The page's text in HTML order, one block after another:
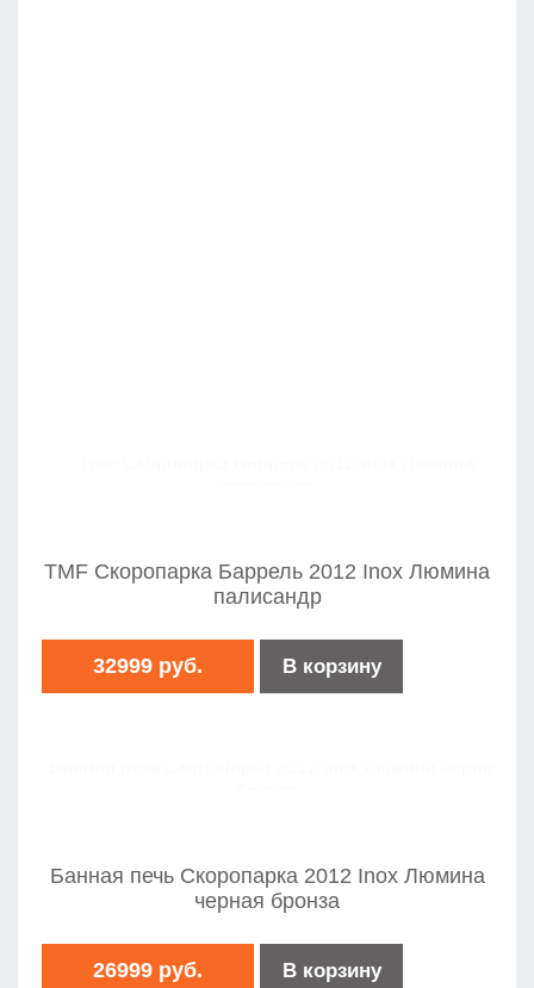
TMF Скоропарка Баррель 2012 Inox Люмина
палисандр
32999 руб. В корзину
Банная печь Скоропарка 2012 Inox Люмина
черная бронза
26999 руб. В корзину